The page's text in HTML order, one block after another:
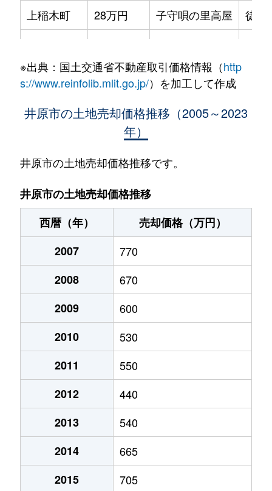
上稲木町
28万円 子守唄の里高屋
徒歩
木之子町
430万円 早雲の里荏原
320万円
下出部町
1,000万円 いずえ
高屋町
1,900万円
高屋町
子守唄の里高屋
高屋町
770万円
高屋町
770万円
高屋町
1,700万円
七日市町
200万円
七日市町
300万円
西江原町
560万円
西江原町
83万円
西江原町
1,500万円
西江原町
730万円
※出典：国土交通省不動産取引価格情報（http
s://www.reinfolib.mlit.go.jp/）を加工して作成
井原市の土地売却価格推移（2005～2023
年）
井原市の土地売却価格推移です。
井原市の土地売却価格推移
西暦（年）
売却価格（万円）
2007
770
2008
670
2009
600
2010
530
2011
550
2012
440
2013
540
2014
665
2015
705